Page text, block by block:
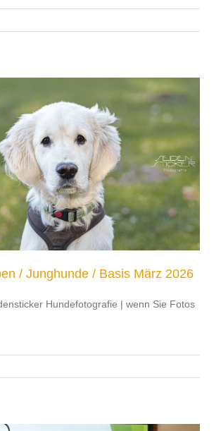
/ Junghunde / Basis März 2026
Hundefotografie | wenn Sie Fotos